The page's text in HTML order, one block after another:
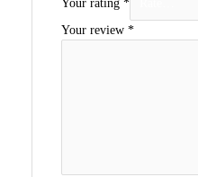
Your rating *
Your review *